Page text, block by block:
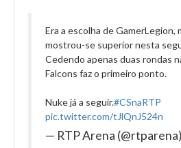
Era a escolha de GamerLegion,
mostrou-se superior nesta
Cedendo apenas duas rondas
Falcons faz o primeiro ponto.
Nuke já a seguir.#CSnaRTP
pic.twitter.com/tJlQnJ524n
— RTP Arena (@rtparena)